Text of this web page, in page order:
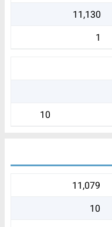
11,130
1
10
11,079
10